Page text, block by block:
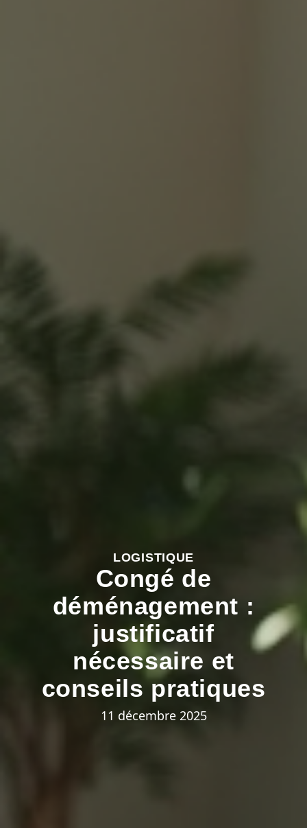
LOGISTIQUE
Congé de
déménagement :
justificatif
nécessaire et
conseils pratiques
11 décembre 2025